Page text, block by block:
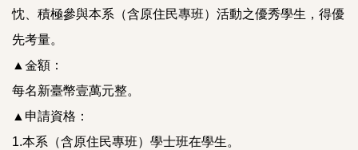
忱、積極參與本系（含原住民專班）活動之優秀學生，得優
先考量。
▲金額：
每名新臺幣壹萬元整。
▲申請資格：
1.本系（含原住民專班）學士班在學生。